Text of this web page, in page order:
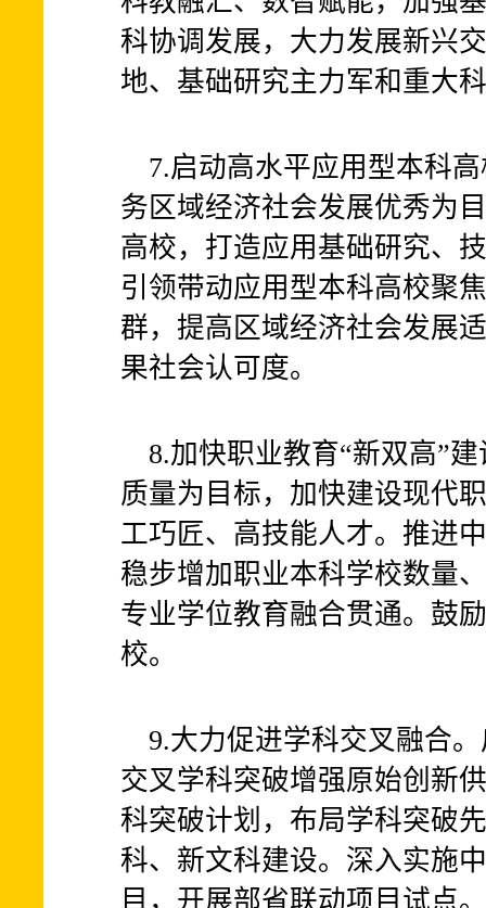
科协调发展，大力发展新兴
地、基础研究主力军和重大
7.启动高水平应用型本科
务区域经济社会发展优秀为
高校，打造应用基础研究、
引领带动应用型本科高校聚
群，提高区域经济社会发展
果社会认可度。
8.加快职业教育“新双高”
质量为目标，加快建设现代
工巧匠、高技能人才。推进
稳步增加职业本科学校数量
专业学位教育融合贯通。鼓
校。
9.大力促进学科交叉融合
交叉学科突破增强原始创新
科突破计划，布局学科突破
科、新文科建设。深入实施
目，开展部省联动项目试点。